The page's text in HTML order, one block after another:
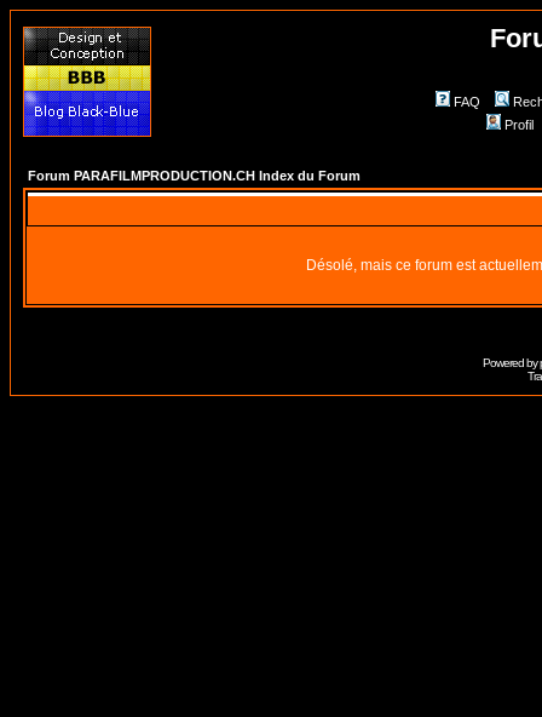
FAQ
Profil
Forum PARAFILMPRODUCTION.CH Index du Forum
Désolé, mais ce forum est
Powered by